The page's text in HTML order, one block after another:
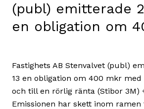
(publ) emitterade
en obligation om
Fastighets AB Stenvalvet (publ)
13 en obligation om 400 mkr
och till en rörlig ränta (Stibor 3M)
Emissionen har skett inom ramen